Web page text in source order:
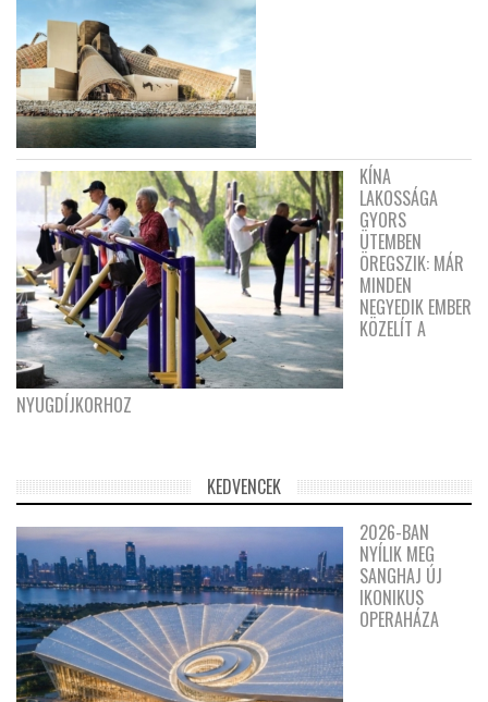
KÍNA
LAKOSSÁGA
GYORS
ÜTEMBEN
ÖREGSZIK: MÁR
MINDEN
NEGYEDIK EMBER
KÖZELÍT A
NYUGDÍJKORHOZ
KEDVENCEK
2026-BAN
NYÍLIK MEG
SANGHAJ ÚJ
IKONIKUS
OPERAHÁZA